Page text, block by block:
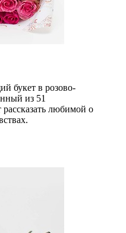
букет в розово-
из 51
любимой о